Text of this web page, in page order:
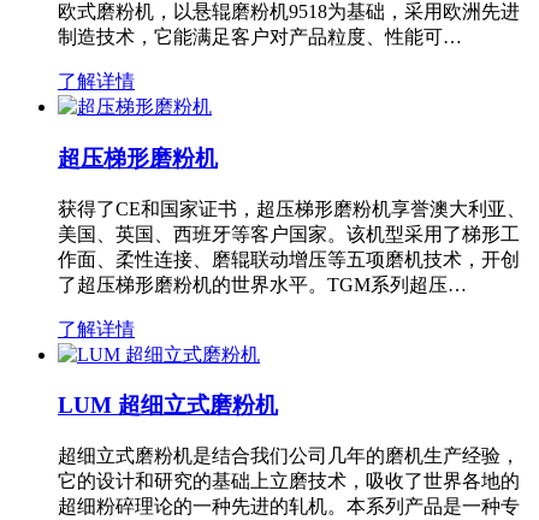
欧式磨粉机，以悬辊磨粉机9518为基础，采用欧洲先进
制造技术，它能满足客户对产品粒度、性能可…
了解详情
超压梯形磨粉机
获得了CE和国家证书，超压梯形磨粉机享誉澳大利亚、
美国、英国、西班牙等客户国家。该机型采用了梯形工
作面、柔性连接、磨辊联动增压等五项磨机技术，开创
了超压梯形磨粉机的世界水平。TGM系列超压…
了解详情
LUM 超细立式磨粉机
超细立式磨粉机是结合我们公司几年的磨机生产经验，
它的设计和研究的基础上立磨技术，吸收了世界各地的
超细粉碎理论的一种先进的轧机。本系列产品是一种专